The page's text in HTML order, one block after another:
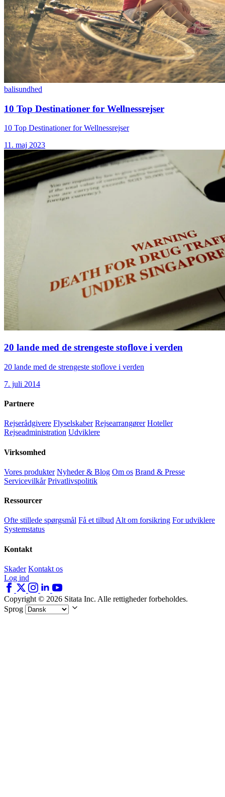
balisundhed
10 Top Destinationer for Wellnessrejser
10 Top Destinationer for Wellnessrejser
11. maj 2023
20 lande med de strengeste stoflove i verden
20 lande med de strengeste stoflove i verden
7. juli 2014
Partnere
Rejserådgivere Flyselskaber Rejsearrangører Hoteller
Rejseadministration Udviklere
Virksomhed
Vores produkter Nyheder & Blog Om os Brand & Presse
Servicevilkår Privatlivspolitik
Ressourcer
Ofte stillede spørgsmål Få et tilbudAlt om forsikring For udviklere
Systemstatus
Kontakt
Skader Kontakt os
Log ind
Copyright © 2026 Sitata Inc. Alle rettigheder forbeholdes.
Sprog